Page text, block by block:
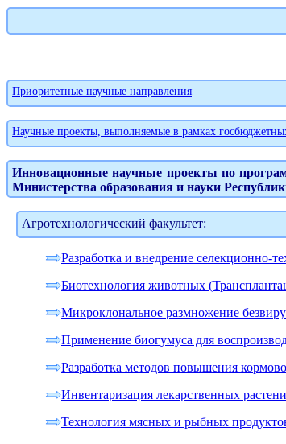
Приоритетные научные направления
Научные проекты, выполняемые в рамках
Инновационные научные проекты по
Министерства образования и науки
Агротехнологический факультет:
Разработка и внедрение селекционно-
Биотехнология животных
Микроклональное размножение
Применение биогумуса для
Разработка методов повышения
Инвентаризация лекарственных
Технология мясных и рыбных